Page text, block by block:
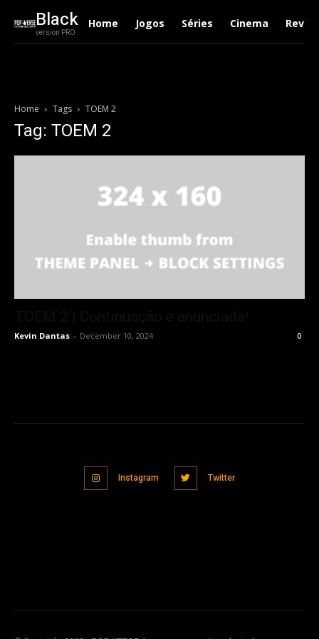
Black
version PRO
Home Jogos Séries Cinema
Home Tags TOEM 2
Tag: TOEM 2
Kevin Dantas - December 10, 2024 0
Instagram Twitter